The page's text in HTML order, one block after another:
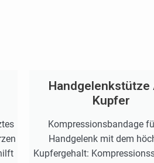
Handgelenkstütze
Kupfer
Kompressionsbandage
Handgelenk mit dem
Kupfergehalt: